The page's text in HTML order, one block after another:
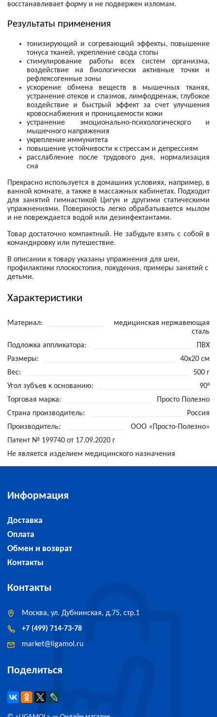
восстанавливает форму и не подвержен изломам.
Результаты применения
тонизирующий и согревающий эффекты, повышение
тонуса тканей, укрепление свода стопы
стимулирование работы всех систем организма,
воздействие на биологически активные точки и
рефлексогенные зоны
ускорение обмена веществ в мышечных тканях,
устранение отеков и спазмов, лимфодренаж, глубокое
воздействие и быстрый эффект за счет улучшения
кровоснабжения и проницаемости кожи
устранение эмоционально-психологического и
мышечного напряжения
укрепление иммунитета
повышение устойчивости к стрессам и депрессиям
расслабление после трудового дня, нормализация
сна
Прекрасно используется в домашних условиях, например, в
ванной комнате, а также в массажных кабинетах. Подходит
для занятий гимнастикой Цигун и другими статическими
упражнениями. Поверхность легко обрабатывается мылом
и не повреждается водой или дезинфектантами.
Товар достаточно компактный. Не забудьте взять с собой в
командировку или путешествие.
В описании к товару указаны упражнения для шеи,
профилактики плоскостопия, похудения, примеры занятий с
детьми.
Характеристики
Материал
медицинская нержавеющая
сталь
Подложка аппликатора
ПВХ
Размеры
40x20 см
Вес
500 г
Угол зубъев к основанию
90°
Торговая марка
Просто Полезно
Страна производитель
Россия
Производитель
ООО «Просто-Полезно»
Патент № 199740 от 17.09.2020 г
Не является изделием медицинского назначения
Информация
Доставка
Оплата
Обмен и возврат
Контакты
Поделиться
Контакты
Москва, ул. Дубнинская, д.75, стр.1
+7 (499) 714-73-78
market@ ligamol.ru